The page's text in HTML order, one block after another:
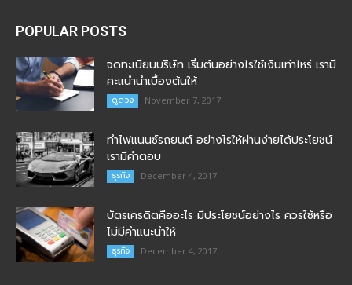
POPULAR POSTS
จดทะเบียนบริษัท เริ่มต้นอย่างไรใช้เงินเท่าไหร่ เรามี
คะแนำนำเบื้องต้นให้
ดูดวง November 7, 2017
ทำไฟแนนซ์รถยนต์ อย่างไรให้ผ่านง่ายได้ประโยชน์
เรามีคำตอบ
ธุรกิจ December 4, 2017
บัตรเครดิตคืออะไร มีประโยชน์อย่างไร ควรใช้หรือ
ไม่มีคำแนะนำให้
ธุรกิจ December 4, 2017